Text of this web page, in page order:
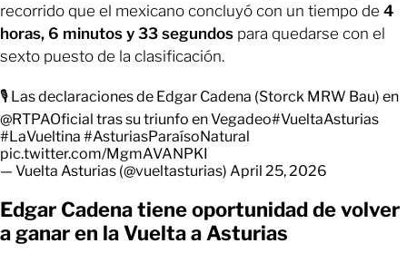
recorrido que el mexicano concluyó con un tiempo de 4
horas, 6 minutos y 33 segundos para quedarse con el
sexto puesto de la clasificación.
🎙️ Las declaraciones de Edgar Cadena (Storck MRW Bau) en
@RTPAOficial tras su triunfo en Vegadeo#VueltaAsturias
#LaVueltina #AsturiasParaísoNatural
pic.twitter.com/MgmAVANPKI
— Vuelta Asturias (@vueltasturias) April 25, 2026
Edgar Cadena tiene oportunidad de volver
a ganar en la Vuelta a Asturias